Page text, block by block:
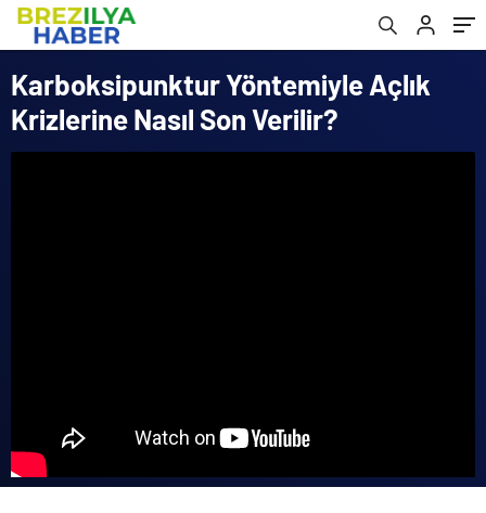
Karboksipunktur Yöntemiyle Açlık
Krizlerine Nasıl Son Verilir?